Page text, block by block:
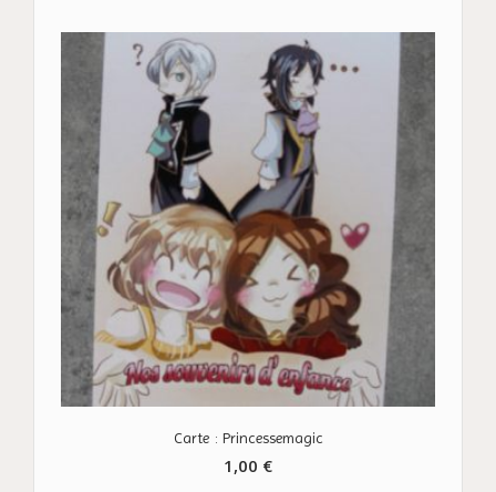
Carte : Princessemagic
1,00 €